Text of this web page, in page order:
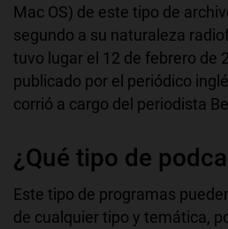
Mac OS) de este tipo de
segundo a su naturaleza
tuvo lugar el 12 de febrero de
publicado por el periódico
corrió a cargo del periodista
¿Qué tipo de
Este tipo de programas
de cualquier tipo y temática,